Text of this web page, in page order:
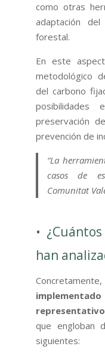
como otras
adaptación
forestal.
En este
metodológico
del carbono
posibilidades
preservación
prevención de
“La
casos de
Comunitat
•
han
que engloban
siguientes: